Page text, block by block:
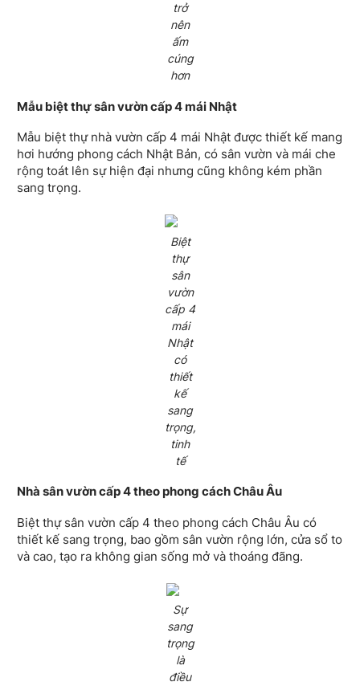
trở
nên
ấm
cúng
hơn
Mẫu biệt thự sân vườn cấp 4 mái Nhật
Mẫu biệt thự nhà vườn cấp 4 mái Nhật được thiết kế mang
hơi hướng phong cách Nhật Bản, có sân vườn và mái che
rộng toát lên sự hiện đại nhưng cũng không kém phần
sang trọng.
Biệt
thự
sân
vườn
cấp 4
mái
Nhật
có
thiết
kế
sang
trọng,
tinh
tế
Nhà sân vườn cấp 4 theo phong cách Châu Âu
Biệt thự sân vườn cấp 4 theo phong cách Châu Âu có
thiết kế sang trọng, bao gồm sân vườn rộng lớn, cửa sổ to
và cao, tạo ra không gian sống mở và thoáng đãng.
Sự
sang
trọng
là
điều